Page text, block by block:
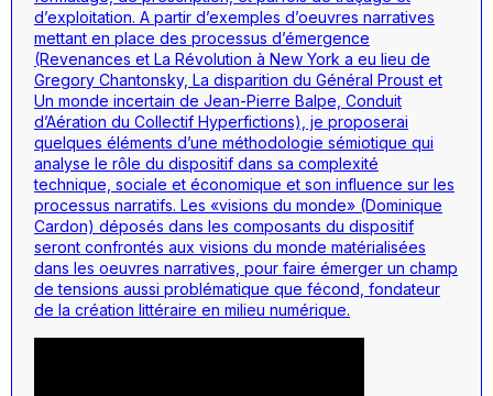
d’exploitation. A partir d’exemples d’oeuvres narratives
mettant en place des processus d’émergence
(Revenances et La Révolution à New York a eu lieu de
Gregory Chantonsky, La disparition du Général Proust et
Un monde incertain de Jean-Pierre Balpe, Conduit
d’Aération du Collectif Hyperfictions), je proposerai
quelques éléments d’une méthodologie sémiotique qui
analyse le rôle du dispositif dans sa complexité
technique, sociale et économique et son influence sur les
processus narratifs. Les «visions du monde» (Dominique
Cardon) déposés dans les composants du dispositif
seront confrontés aux visions du monde matérialisées
dans les oeuvres narratives, pour faire émerger un champ
de tensions aussi problématique que fécond, fondateur
de la création littéraire en milieu numérique.